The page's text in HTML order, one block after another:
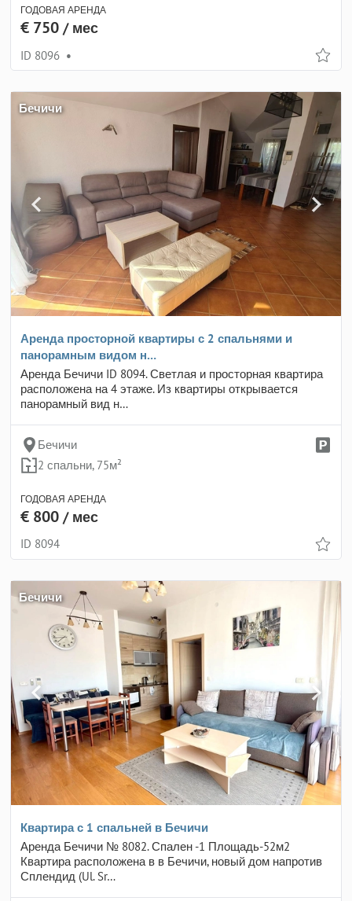
ГОДОВАЯ АРЕНДА
€ 750 / мес
ID 8096 •
Бечичи
Аренда просторной квартиры с 2 спальнями и
панорамным видом н…
Аренда Бечичи ID 8094. Светлая и просторная квартира
расположена на 4 этаже. Из квартиры открывается
панорамный вид н…
Бечичи
2 спальни, 75м²
ГОДОВАЯ АРЕНДА
€ 800 / мес
ID 8094
Бечичи
Квартира с 1 спальней в Бечичи
Аренда Бечичи № 8082. Спален -1 Площадь-52м2
Квартира расположена в в Бечичи, новый дом напротив
Сплендид (Ul. Sr…